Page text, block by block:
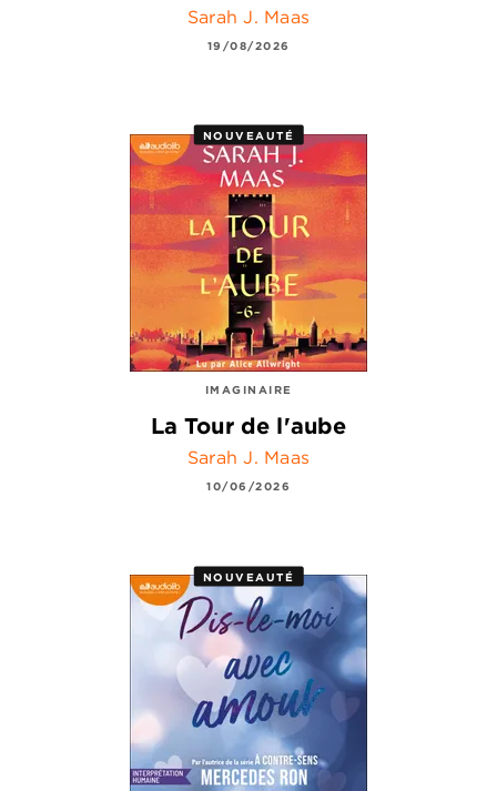
Sarah J. Maas
19/08/2026
NOUVEAUTÉ
IMAGINAIRE
La Tour de l'aube
Sarah J. Maas
10/06/2026
NOUVEAUTÉ